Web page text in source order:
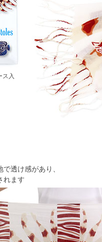
入
透け感があり、
れます